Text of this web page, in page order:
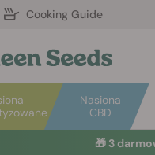
Cooking Guide
Nasiona
CBD
🎁 3